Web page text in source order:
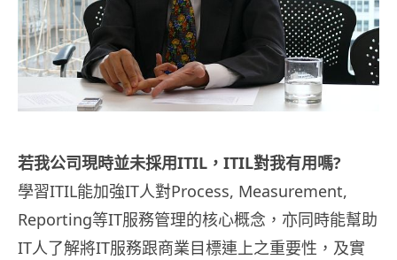
若我公司現時並未採用ITIL，ITIL對我有用嗎?
學習ITIL能加強IT人對Process, Measurement,
Reporting等IT服務管理的核心概念，亦同時能幫助
IT人了解將IT服務跟商業目標連上之重要性，及實